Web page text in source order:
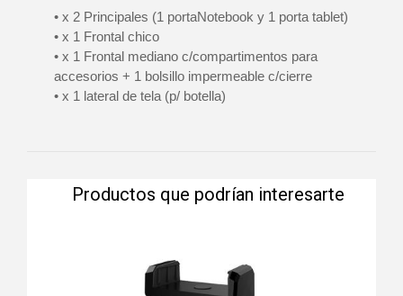
• x 2 Principales (1 portaNotebook y 1 porta tablet)
• x 1 Frontal chico
• x 1 Frontal mediano c/compartimentos para
accesorios + 1 bolsillo impermeable c/cierre
• x 1 lateral de tela (p/ botella)
Productos que podrían interesarte